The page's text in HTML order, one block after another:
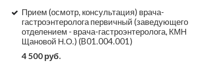
Прием (осмотр, консультация) врача-
гастроэнтеролога первичный (заведующего
отделением - врача-гастроэнтеролога, КМН
Щановой Н.О.) (B01.004.001)
4 500 руб.